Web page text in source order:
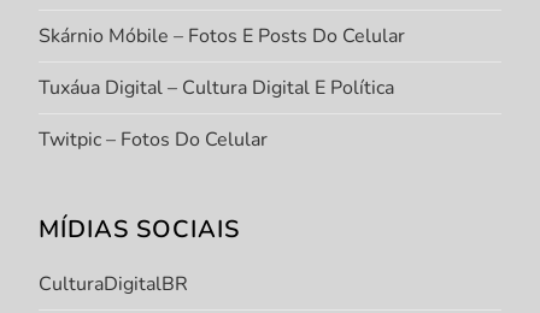
Skárnio Móbile – Fotos E Posts Do Celular
Tuxáua Digital – Cultura Digital E Política
Twitpic – Fotos Do Celular
MÍDIAS SOCIAIS
CulturaDigitalBR